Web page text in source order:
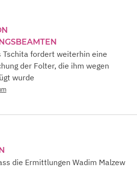
S
Tschita fordert weiterhin eine
der Folter, die ihm wegen
wurde
die Ermittlungen Wadim Malzew